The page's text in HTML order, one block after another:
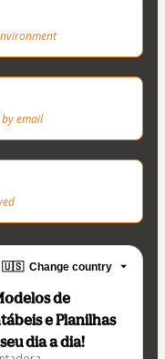
email
🇺🇸 Change country
de
e Planilhas
dia a dia!